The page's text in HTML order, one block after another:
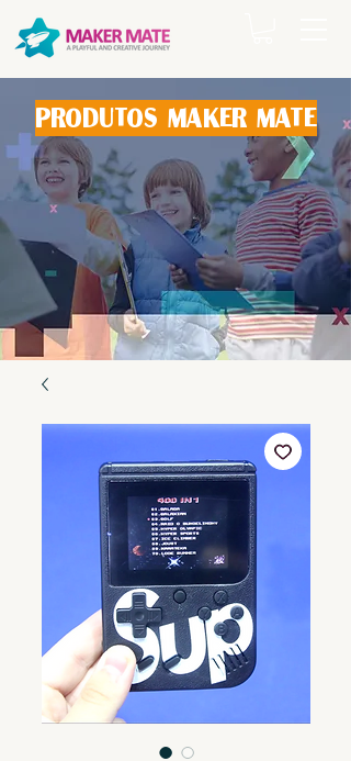
produtos maker mate